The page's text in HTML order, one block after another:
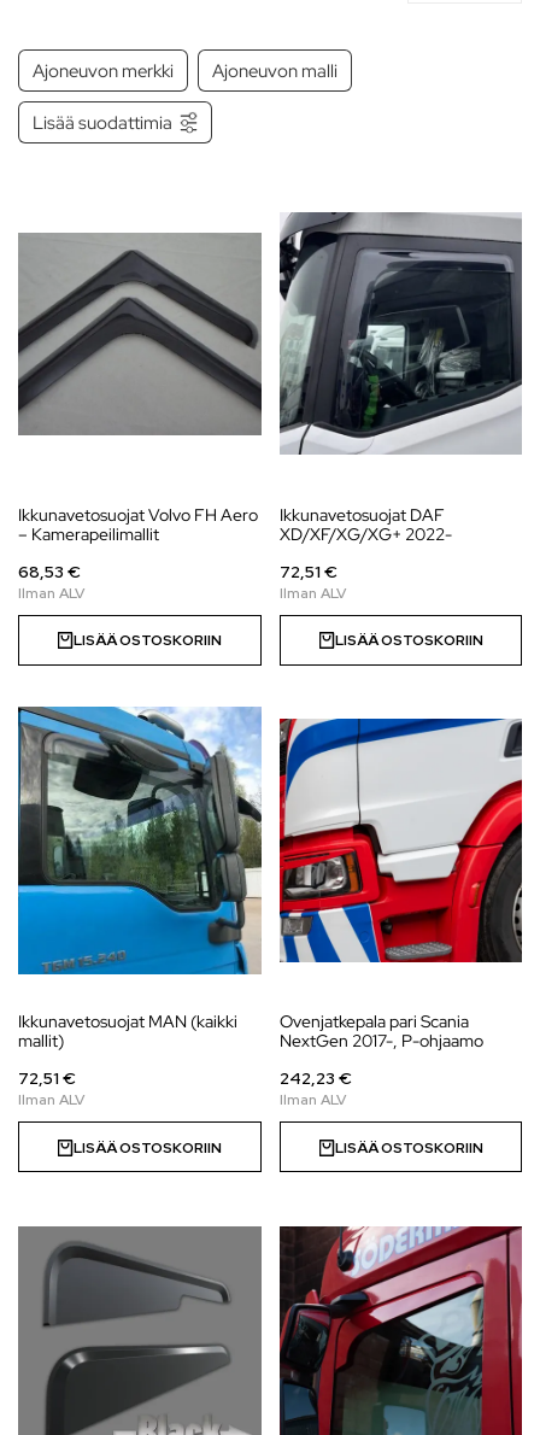
Ajoneuvon merkki Ajoneuvon malli
Lisää suodattimia
Ikkunavetosuojat Volvo FH Aero
– Kamerapeilimallit
68,53 €
LISÄÄ OSTOSKORIIN
Ikkunavetosuojat DAF
XD/XF/XG/XG+ 2022-
72,51 €
LISÄÄ OSTOSKORIIN
Ikkunavetosuojat MAN (kaikki
mallit)
72,51 €
LISÄÄ OSTOSKORIIN
Ovenjatkepala pari Scania
NextGen 2017-, P-ohjaamo
242,23 €
LISÄÄ OSTOSKORIIN